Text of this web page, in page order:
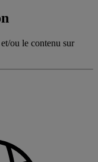
ou le contenu sur